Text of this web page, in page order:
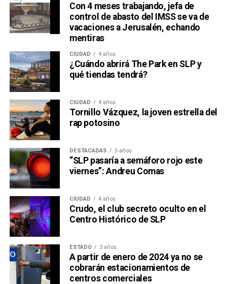
Con 4 meses trabajando, jefa de
control de abasto del IMSS se va de
vacaciones a Jerusalén, echando
mentiras
CIUDAD 4 años
¿Cuándo abrirá The Park en SLP y
qué tiendas tendrá?
CIUDAD 4 años
Tornillo Vázquez, la joven estrella del
rap potosino
DESTACADAS 5 años
“SLP pasaría a semáforo rojo este
viernes”: Andreu Comas
CIUDAD 4 años
Crudo, el club secreto oculto en el
Centro Histórico de SLP
ESTADO 3 años
A partir de enero de 2024 ya no se
cobrarán estacionamientos de
centros comerciales